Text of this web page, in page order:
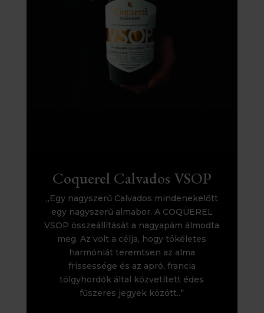
Coquerel Calvados VSOP
„Egy nagyszerű Calvados mindenekelőtt
egy nagyszerű almabor. A COQUEREL
VSOP összeállítását a nagyapám álmodta
meg. Az volt a célja, hogy tökéletes
harmóniát teremtsen az alma
frissessége és az apró, francia
tölgyhordók által közvetített édes
fűszeres jegyek között..”